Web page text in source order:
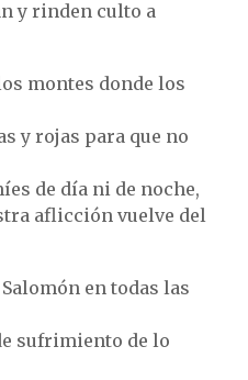
y rinden culto a
montes donde los
y rojas para que no
de día ni de noche,
aflicción vuelve del
en todas las
sufrimiento de lo